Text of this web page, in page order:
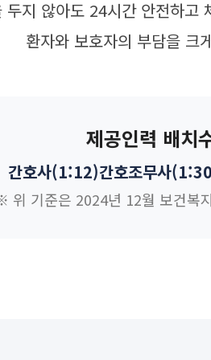
지 않아도 24시간 안전하고
환자와 보호자의 부담을 크
제공인력 배치
간호사(1:12)간호조무사
위 기준은 2024년 12월 보건복